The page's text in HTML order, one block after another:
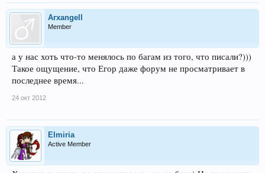
Arxangell
Member
а у нас хоть что-то менялось по багам из того, что писали?)))
Такое ощущение, что Егор даже форум не просматривает в
последнее время...
24 окт 2012
Elmiria
Active Member